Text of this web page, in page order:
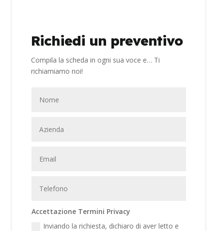
Richiedi un preventivo
Compila la scheda in ogni sua voce e… Ti
richiamiamo noi!
Accettazione Termini Privacy
Inviando la richiesta, dichiaro di aver letto e